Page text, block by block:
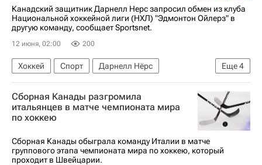
Национальная хоккейная лига (НХЛ)
Канадский защитник Дарнелл Нерс запросил обмен из клуба
Национальной хоккейной лиги (НХЛ) "Эдмонтон Ойлерз" в
другую команду, сообщает Sportsnet.
12 июня, 02:00 200
Еще4
Хоккей Спорт
Дарнелл Нёрс
Леон Драйзайтль
Коннор Макдэвид
Эдмонтон Ойлерз
Национальная хоккейная лига (НХЛ)
Сборная Канады разгромила
итальянцев в матче чемпионата мира
по хоккею
Сборная Канады обыграла команду Италии в матче
группового этапа чемпионата мира по хоккею, который
проходит в Швейцарии.